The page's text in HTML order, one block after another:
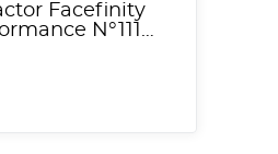
Facefinity
N°111